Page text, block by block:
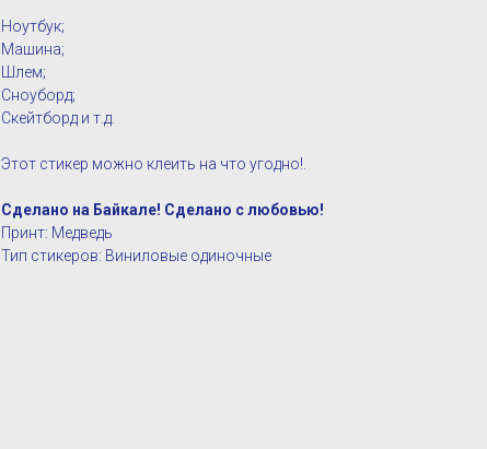
Ноутбук;
Машина;
Шлем;
Сноуборд;
Скейтборд и т.д.
Этот стикер можно клеить на что угодно!.
Сделано на Байкале! Сделано с любовью!
Принт: Медведь
Тип стикеров: Виниловые одиночные